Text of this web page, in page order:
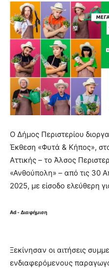
Ο Δήμος Περιστερίου
Έκθεση «Φυτά & Κήπος»,
Αττικής – το Άλσος
«Ανθούπολη» – από τις 30
2025, με είσοδο ελεύθερη
Ad - Διαφήμιση
Ξεκίνησαν οι αιτήσεις
ενδιαφερόμενους